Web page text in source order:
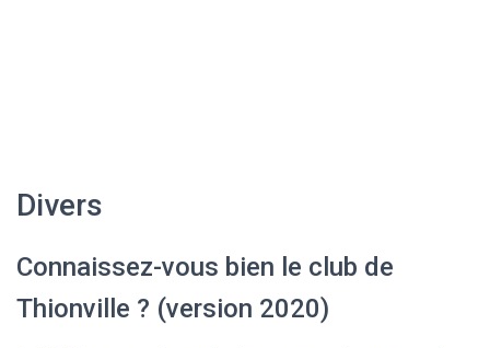
Divers
Connaissez-vous bien le club de
Thion­ville ? (version 2020)